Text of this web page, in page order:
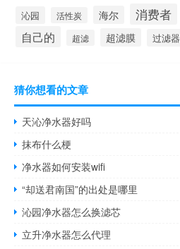
沁园 活性炭 海尔 消费者
自己的 超滤 超滤膜 过滤器
猜你想看的文章
天沁净水器好吗
抹布什么梗
净水器如何安装wifi
“却送君南国”的出处是哪里
沁园净水器怎么换滤芯
立升净水器怎么代理